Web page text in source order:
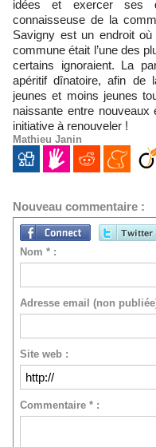
idées et exercer ses
connaisseuse de la
Savigny est un endroit
commune était l’une des
certains ignoraient. La
apéritif dînatoire, afin de
jeunes et moins jeunes
naissante entre
initiative à renouveler !
Mathieu Janin
Nouveau commentaire :
Nom * :
Adresse email (non
Site web :
Commentaire * :